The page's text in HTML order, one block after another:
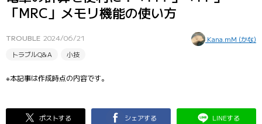
「MRC」メモリ機能の使い方
TROUBLE 2024/06/21
Kana.mM (かな)
トラブルQ&A
小技
※本記事は作成時点の内容です。
ポストする シェアする LINEする